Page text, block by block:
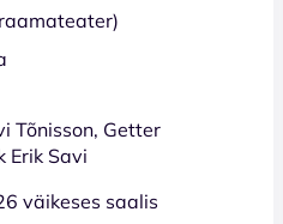
Tõnisson, Getter
Erik Savi
väikeses saalis